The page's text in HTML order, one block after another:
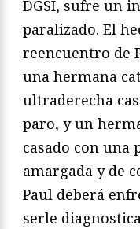
DGSI, sufre un
paralizado. El
reencuentro de
una hermana
ultraderecha
paro, y un
casado con una
amargada y de
Paul deberá
serle